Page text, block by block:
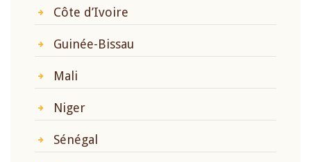
Côte d’Ivoire
Guinée-Bissau
Mali
Niger
Sénégal